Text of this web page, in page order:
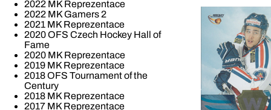
2022 MK Reprezentace
2022 MK Gamers 2
2021 MK Reprezentace
2020 OFS Czech Hockey Hall of
Fame
2020 MK Reprezentace
2019 MK Reprezentace
2018 OFS Tournament of the
Century
2018 MK Reprezentace
2017 MK Reprezentace